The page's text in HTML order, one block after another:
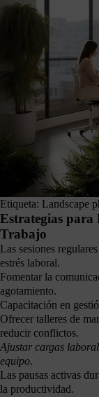
Etiqueta: Landscape
Estrategias para
Trabajo
Las sesiones
estrés laboral.
Fomentar la
agotamiento.
Capacitación en
Ofrecer talleres de
reducir conflictos.
Ajustar cargas
equipo.
Las pausas activas
la productividad.